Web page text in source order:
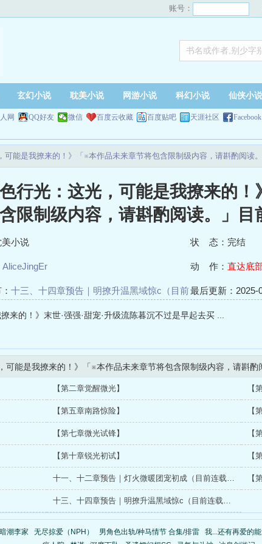
账号：
玄幻小说 耽美小说 网游小说 科幻小说 仙侠小说
网 QQ好友 微信 百度云收藏 百度贴吧 天涯社区 Facebook
可能是我撩来的！》「※本作品未来章节将包含限制级内容，请斟酌阅读
色行光：这光，可能是我撩来的
限制级内容，请斟酌阅读。」目
小说 状 态：完结
AliceJingEr 动 作： 直达底
十三、十四章预告｜明撩升温黑域惊c（目前最后更新：2025-
来的！》末世·强强·甜宠·升级流陈暮沉不过是早起去买 ...
可能是我撩来的！》「※本作品未来章节将包含限制级内容，请斟
【第二章觉醒微光】 【
【第五章南路惊险】 【
【第七章微光试锋】 【
【第十章锐光初试】 【
十一、十二章预告｜灯火微暖团宠初成（目前连载至第十章，#十一、十二章将於下周二早上8点更新！） 【
十三、十四章预告｜明撩升温黑域惊c（目前连载至第十二章，#十三、十四章将於明天早上8点更新！）
暗潮李家 无尽掠爱（NPH） 男角色出轨/种马情节 合集/排雷 我...还有再爱的能